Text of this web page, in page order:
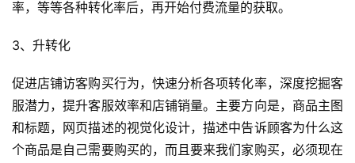
率，等等各种转化率后，再开始付费流量的获取。
3、升转化
促进店铺访客购买行为，快速分析各项转化率，深度挖掘客
服潜力，提升客服效率和店铺销量。主要方向是，商品主图
和标题，网页描述的视觉化设计，描述中告诉顾客为什么这
个商品是自己需要购买的，而且要来我们家购买，必须现在